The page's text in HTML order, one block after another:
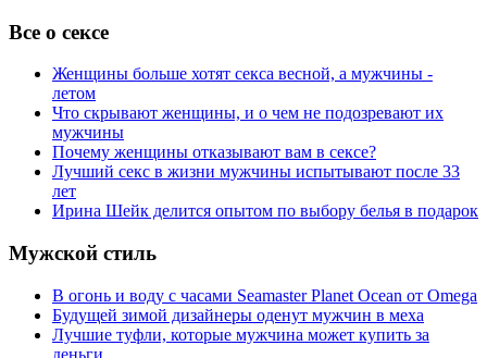
Все о сексе
Женщины больше хотят секса весной, а мужчины -
летом
Что скрывают женщины, и о чем не подозревают их
мужчины
Почему женщины отказывают вам в сексе?
Лучший секс в жизни мужчины испытывают после 33
лет
Ирина Шейк делится опытом по выбору белья в подарок
Мужской стиль
В огонь и воду с часами Seamaster Planet Ocean от Omega
Будущей зимой дизайнеры оденут мужчин в меха
Лучшие туфли, которые мужчина может купить за
деньги